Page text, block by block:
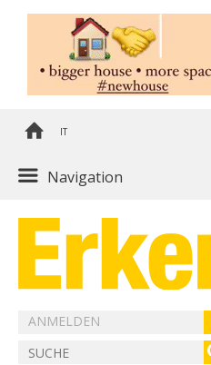
IT
Navigation
ANMELDEN